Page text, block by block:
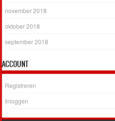
november 2018
oktober 2018
september 2018
ACCOUNT
Registreren
Inloggen